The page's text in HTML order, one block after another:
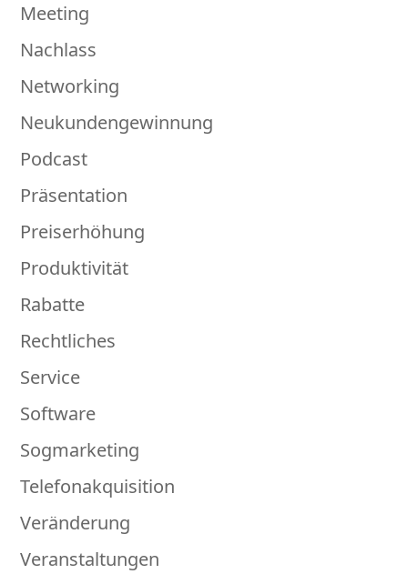
Meeting
Nachlass
Networking
Neukundengewinnung
Podcast
Präsentation
Preiserhöhung
Produktivität
Rabatte
Rechtliches
Service
Software
Sogmarketing
Telefonakquisition
Veränderung
Veranstaltungen